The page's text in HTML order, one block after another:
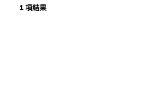
1 項結果